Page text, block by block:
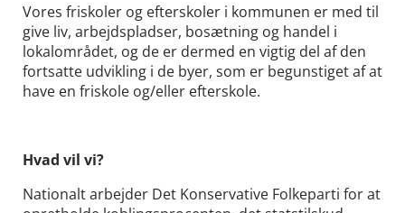
Vores friskoler og efterskoler i kommunen er med til
give liv, arbejdspladser, bosætning og handel i
lokalområdet, og de er dermed en vigtig del af den
fortsatte udvikling i de byer, som er begunstiget af at
have en friskole og/eller efterskole.
Hvad vil vi?
Nationalt arbejder Det Konservative Folkeparti for at